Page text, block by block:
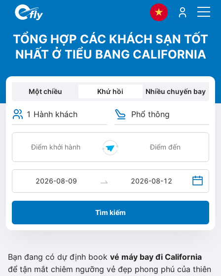
TỔNG HỢP CÁC KHÁCH SẠN TỐT
NHẤT Ở TIỂU BANG CALIFORNIA
Một chiều Khứ hồi Nhiều chuyến bay
1 Hành khách Phổ thông
Tìm kiếm
Bạn đang có dự định book vé máy bay đi California
để tận mắt chiêm ngưỡng vẻ đẹp phong phú của thiên